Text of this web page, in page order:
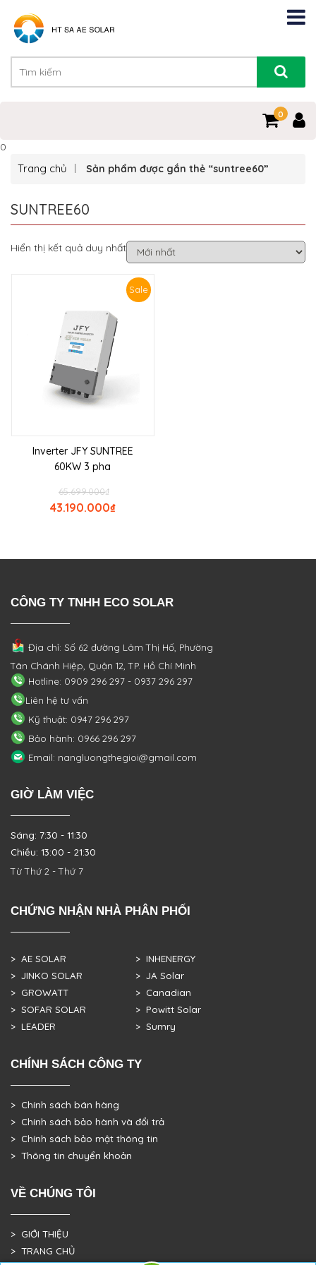
0
0
Trang chủ Sản phẩm được gắn thẻ “suntree60”
SUNTREE60
Hiển thị kết quả duy nhất
Sale
Inverter JFY SUNTREE
60KW 3 pha
₫
65.699.000
₫
43.190.000
CÔNG TY TNHH ECO SOLAR
Địa chỉ: Số 62 đường Lâm Thị Hố, Phường
Tân Chánh Hiệp, Quận 12, TP. Hồ Chí Minh
Hotline: 0909 296 297 - 0937 296 297
Liên hệ tư vấn
Kỹ thuật: 0947 296 297
Bảo hành: 0966 296 297
Email: nangluongthegioi@gmail.com
GIỜ LÀM VIỆC
Sáng: 7:30 - 11:30
Chiều: 13:00 - 21:30
Từ Thứ 2 - Thứ 7
CHỨNG NHẬN NHÀ PHÂN PHỐI
> AE SOLAR
> JINKO SOLAR
> GROWATT
> SOFAR SOLAR
> LEADER
> INHENERGY
> JA Solar
> Canadian
> Powitt Solar
> Sumry
CHÍNH SÁCH CÔNG TY
> Chính sách bán hàng
> Chính sách bảo hành và đổi trả
> Chính sách bảo mật thông tin
> Thông tin chuyển khoản
VỀ CHÚNG TÔI
> GIỚI THIỆU
> TRANG CHỦ